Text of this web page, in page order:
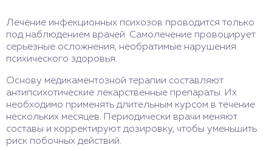
Лечение инфекционных психозов проводится только
под наблюдением врачей. Самолечение провоцирует
серьезные осложнения, необратимые нарушения
психического здоровья.
Основу медикаментозной терапии составляют
антипсихотические лекарственные препараты. Их
необходимо применять длительным курсом в течение
нескольких месяцев. Периодически врачи меняют
составы и корректируют дозировку, чтобы уменьшить
риск побочных действий.